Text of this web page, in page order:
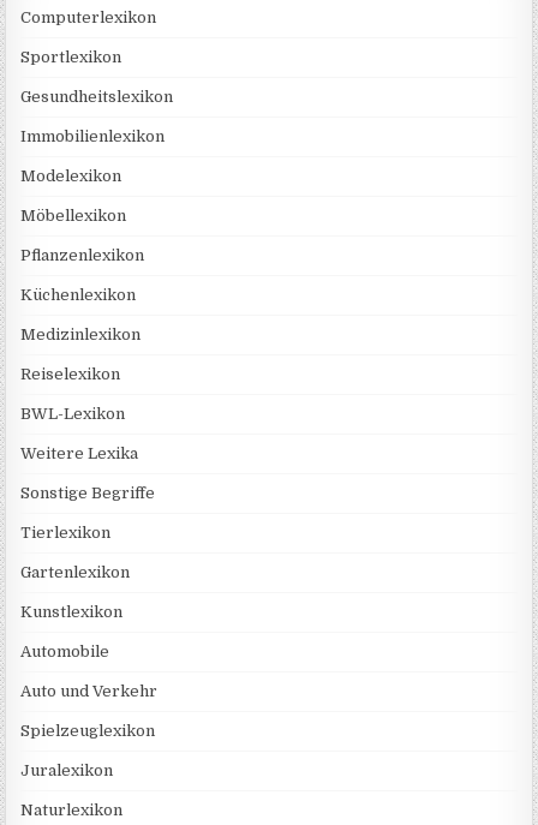
Computerlexikon
Sportlexikon
Gesundheitslexikon
Immobilienlexikon
Modelexikon
Möbellexikon
Pflanzenlexikon
Küchenlexikon
Medizinlexikon
Reiselexikon
BWL-Lexikon
Weitere Lexika
Sonstige Begriffe
Tierlexikon
Gartenlexikon
Kunstlexikon
Automobile
Auto und Verkehr
Spielzeuglexikon
Juralexikon
Naturlexikon